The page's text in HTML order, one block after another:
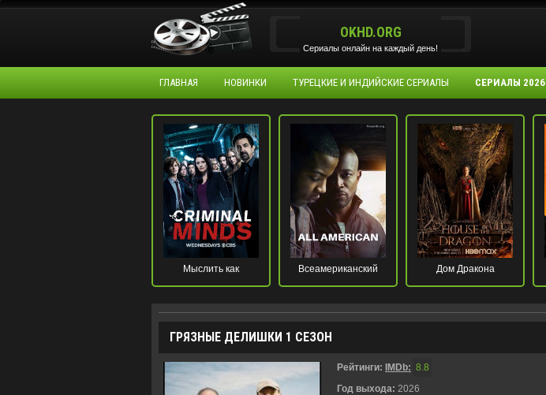
OKHD.ORG
Сериалы онлайн на каждый день!
ГЛАВНАЯ НОВИНКИ ТУРЕЦКИЕ И ИНДИЙСКИЕ СЕРИАЛЫ СЕРИАЛЫ 2026
Мыслить как
преступник
Всеамериканский Дом Дракона
ГРЯЗНЫЕ ДЕЛИШКИ 1 СЕЗОН
Рейтинги: IMDb: 8.8
Год выхода: 2026